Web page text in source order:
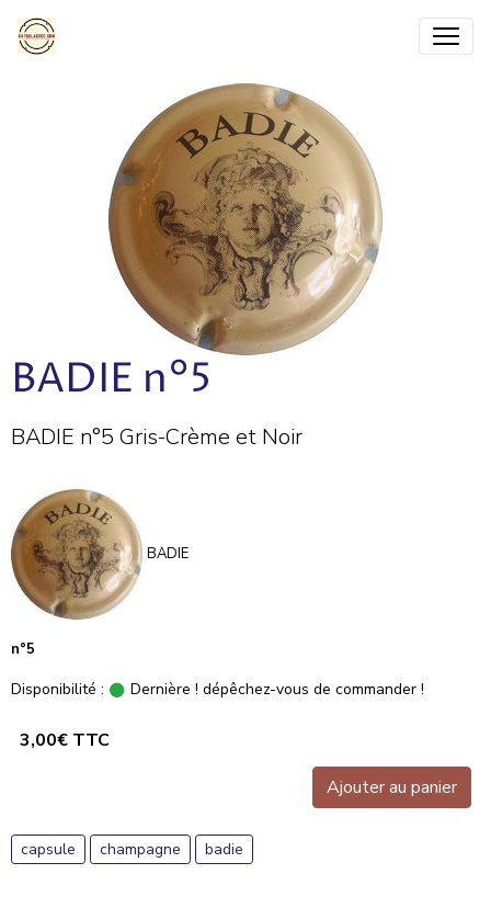
BADIE n°5
BADIE n°5 Gris-Crème et Noir
BADIE
n°5
Disponibilité : Dernière ! dépêchez-vous de commander !
3,00€ TTC
Ajouter au panier
capsule champagne badie